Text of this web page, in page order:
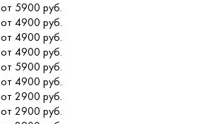
от 5900 руб.
от 4900 руб.
от 4900 руб.
от 4900 руб.
от 5900 руб.
от 4900 руб.
от 2900 руб.
от 2900 руб.